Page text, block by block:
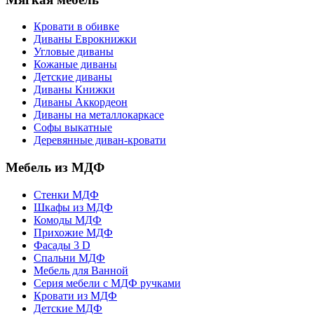
Кровати в обивке
Диваны Еврокнижки
Угловые диваны
Кожаные диваны
Детские диваны
Диваны Книжки
Диваны Аккордеон
Диваны на металлокаркасе
Софы выкатные
Деревянные диван-кровати
Мебель из МДФ
Стенки МДФ
Шкафы из МДФ
Комоды МДФ
Прихожие МДФ
Фасады 3 D
Спальни МДФ
Мебель для Ванной
Серия мебели с МДФ ручками
Кровати из МДФ
Детские МДФ